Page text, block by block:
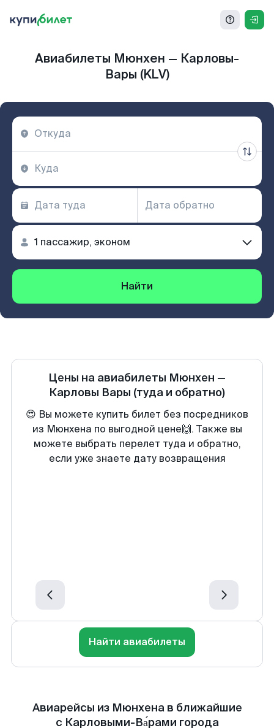
Авиабилеты Мюнхен — Карловы-
Вары (KLV)
Найти
Цены на авиабилеты Мюнхен —
Карловы Вары (туда и обратно)
😍 Вы можете купить билет без посредников
из Мюнхена по выгодной цене🙌. Также вы
можете выбрать перелет туда и обратно,
если уже знаете дату возвращения
Найти авиабилеты
Авиарейсы из Мюнхена в ближайшие
с Карловыми-Ва́рами города